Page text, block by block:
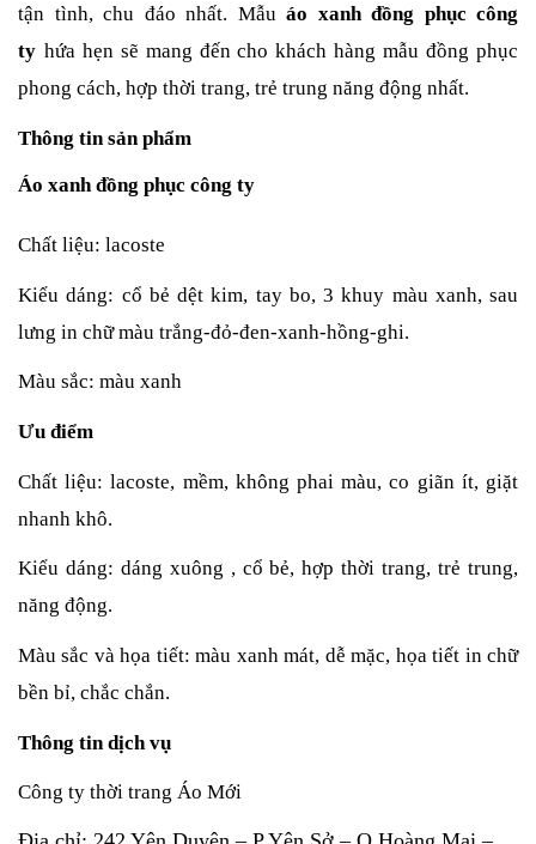
tận tình, chu đáo nhất. Mẫu áo xanh đồng phục công
ty hứa hẹn sẽ mang đến cho khách hàng mẫu đồng phục
phong cách, hợp thời trang, trẻ trung năng động nhất.
Thông tin sản phẩm
Áo xanh đồng phục công ty
Chất liệu: lacoste
Kiểu dáng: cổ bẻ dệt kim, tay bo, 3 khuy màu xanh, sau
lưng in chữ màu trắng-đỏ-đen-xanh-hồng-ghi.
Màu sắc: màu xanh
Ưu điểm
Chất liệu: lacoste, mềm, không phai màu, co giãn ít, giặt
nhanh khô.
Kiểu dáng: dáng xuông , cổ bẻ, hợp thời trang, trẻ trung,
năng động.
Màu sắc và họa tiết: màu xanh mát, dễ mặc, họa tiết in chữ
bền bỉ, chắc chắn.
Thông tin dịch vụ
Công ty thời trang Áo Mới